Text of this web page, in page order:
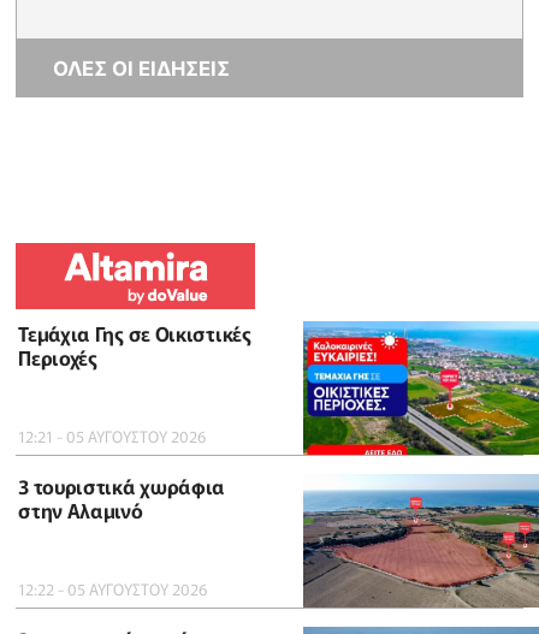
ΟΛΕΣ ΟΙ ΕΙΔΗΣΕΙΣ
Τεμάχια Γης σε Οικιστικές
Περιοχές
12:21 - 05 ΑΥΓΟΥΣΤΟΥ 2026
3 τουριστικά χωράφια
στην Αλαμινό
12:22 - 05 ΑΥΓΟΥΣΤΟΥ 2026